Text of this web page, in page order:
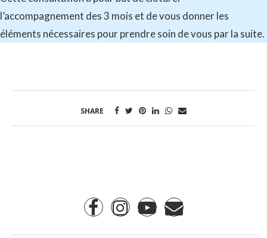
l’accompagnement des 3 mois et de vous donner les
éléments nécessaires pour prendre soin de vous par la suite.
SHARE